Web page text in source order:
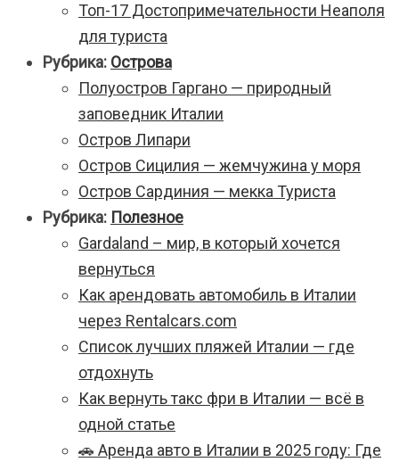
Топ-17 Достопримечательности Неаполя
для туриста
Рубрика: Острова
Полуостров Гаргано — природный
заповедник Италии
Остров Липари
Остров Сицилия — жемчужина у моря
Остров Сардиния — мекка Туриста
Рубрика: Полезное
Gardaland – мир, в который хочется
вернуться
Как арендовать автомобиль в Италии
через Rentalcars.com
Список лучших пляжей Италии — где
отдохнуть
Как вернуть такс фри в Италии — всё в
одной статье
🚗 Аренда авто в Италии в 2025 году: Где